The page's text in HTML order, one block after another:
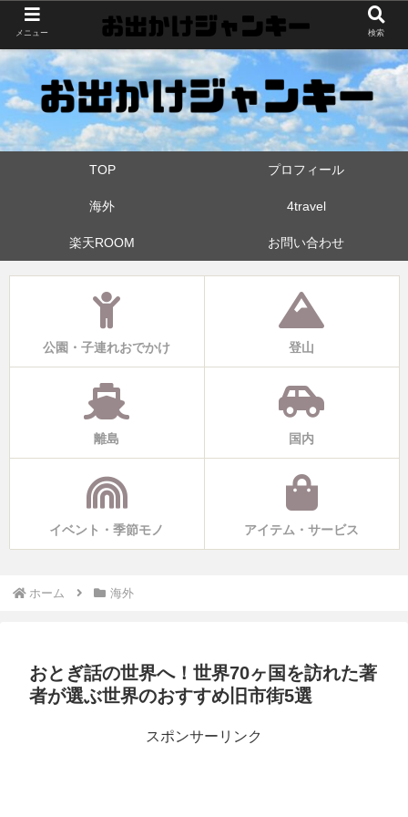
世界中・日本中を旅したおでかけ狂なパパが埼玉県と近県の公園やお出かけス
ポットを攻めています！たまに登山も
TOP プロフィール
海外 4travel
楽天ROOM お問い合わせ
公園・子連れおでかけ 登山
離島 国内
イベント・季節モノ アイテム・サービス
ホーム 海外
おとぎ話の世界へ！世界70ヶ国を訪れた著
者が選ぶ世界のおすすめ旧市街5選
スポンサーリンク
メニュー 検索